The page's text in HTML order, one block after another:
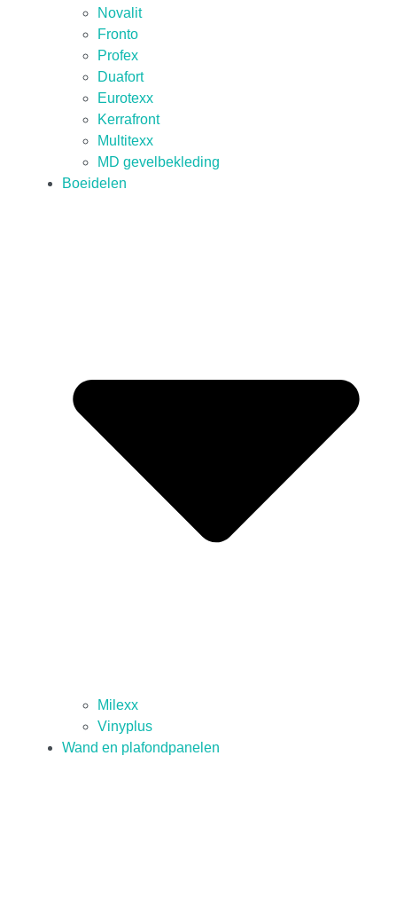
Novalit
Fronto
Profex
Duafort
Eurotexx
Kerrafront
Multitexx
MD gevelbekleding
Boeidelen
Milexx
Vinyplus
Wand en plafondpanelen